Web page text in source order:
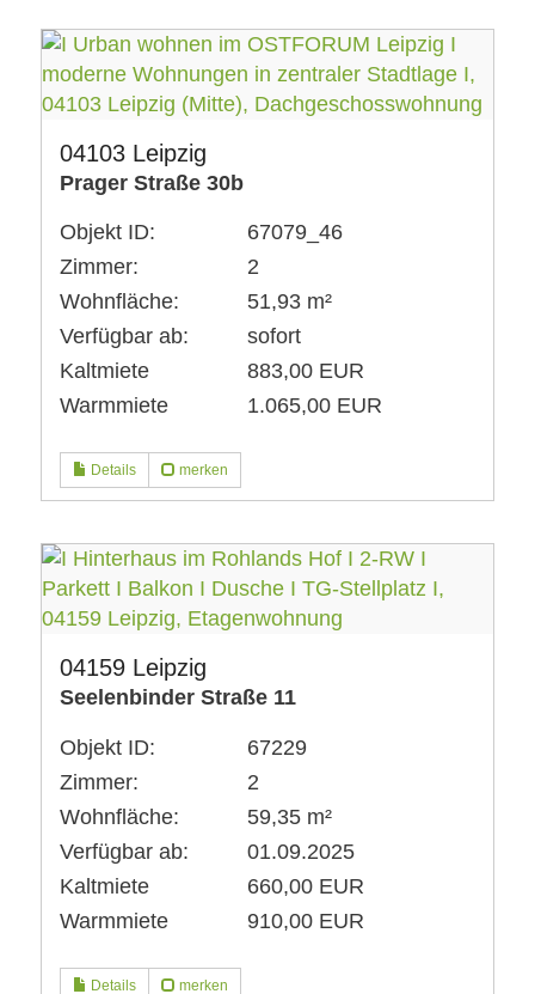
04103 Leipzig
Prager Straße 30b
Objekt ID:
67079_46
Zimmer:
2
Wohnfläche:
51,93 m²
Verfügbar ab:
sofort
Kaltmiete
883,00 EUR
Warmmiete
1.065,00 EUR
Details merken
04159 Leipzig
Seelenbinder Straße 11
Objekt ID:
67229
Zimmer:
2
Wohnfläche:
59,35 m²
Verfügbar ab:
01.09.2025
Kaltmiete
660,00 EUR
Warmmiete
910,00 EUR
Details merken